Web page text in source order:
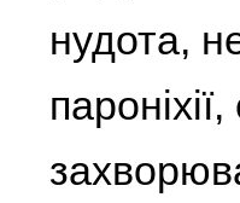
нудота,